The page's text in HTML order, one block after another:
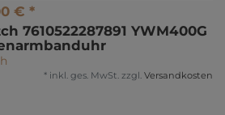
€ *
7610522287891 YWM400G
* inkl. ges. MwSt. zzgl. Versandkosten